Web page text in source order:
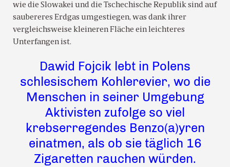
wie die Slowakei und die Tschechische Republik sind auf
saubereres Erdgas umgestiegen, was dank ihrer
vergleichsweise kleineren Fläche ein leichteres
Unterfangen ist.
Dawid Fojcik lebt in Polens
schlesischem Kohlerevier, wo die
Menschen in seiner Umgebung
Aktivisten zufolge so viel
krebserregendes Benzo(a)yren
einatmen, als ob sie täglich 16
Zigaretten rauchen würden.